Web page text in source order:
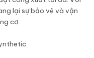
lại sự bảo vệ và vận
cơ.